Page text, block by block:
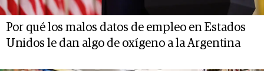
Por qué los malos datos de empleo en Estados
Unidos le dan algo de oxígeno a la Argentina